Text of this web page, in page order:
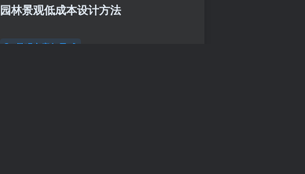
园林景观低成本设计方法
景观方案与灵感